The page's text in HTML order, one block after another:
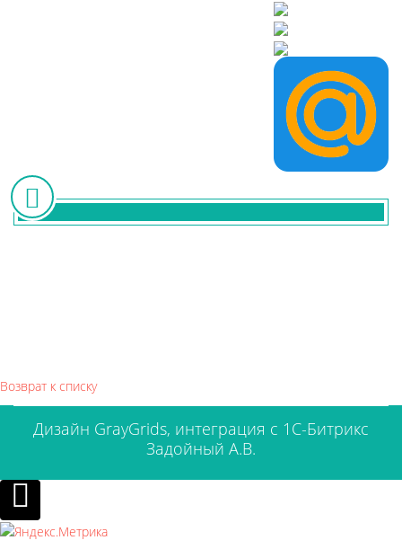
Возврат к списку
Дизайн GrayGrids, интеграция с 1С-Битрикс
Задойный А.В.